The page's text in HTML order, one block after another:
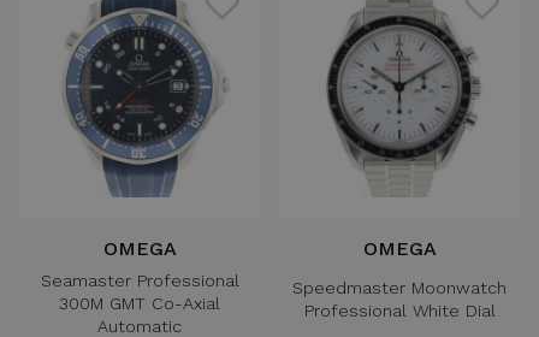
OMEGA
Seamaster Professional
300M GMT Co-Axial
Automatic
OMEGA
Speedmaster Moonwatch
Professional White Dial